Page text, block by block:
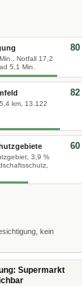
Notfall 17,2
5,1 Min.
80
km, 13.122
82
3,9 %
60
kein
Supermarkt